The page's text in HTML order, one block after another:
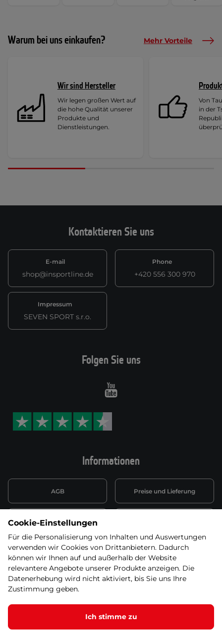
Warum bei uns einkaufen? Mehr Vorteile
Wir sind Hersteller
Wir legen großen Wert auf
die hohe Qualität unserer
Produkte und
Dienstleistungen.
Von
in der
Kontaktieren Sie uns
E-mail
shop@insportline.de
Phone
+420 556 300 970
Impressum
SEVEN SPORT s.r.o.
Informationen
AGB Preise und Lieferung
Datenschutzerklärung
Wiederufsbelehrung mit Link
zum Formular
Batterieentsorgung
Informationen zu Elektro-
und Elektonikgeräten
Widerruf erklären
Folgen Sie uns
Youtube
Cookie-Einstellungen
Für die Personalisierung von Inhalten und Auswertungen
verwenden wir Cookies von Drittanbietern. Dadurch
können wir Ihnen auf und außerhalb der Website
relevantere Angebote unserer Produkte anzeigen. Die
Datenerhebung wird nicht aktiviert, bis Sie uns Ihre
Zustimmung geben.
Ich stimme zu